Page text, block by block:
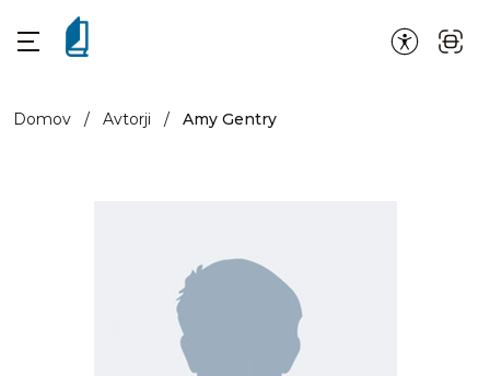
Domov / Avtorji / Amy Gentry